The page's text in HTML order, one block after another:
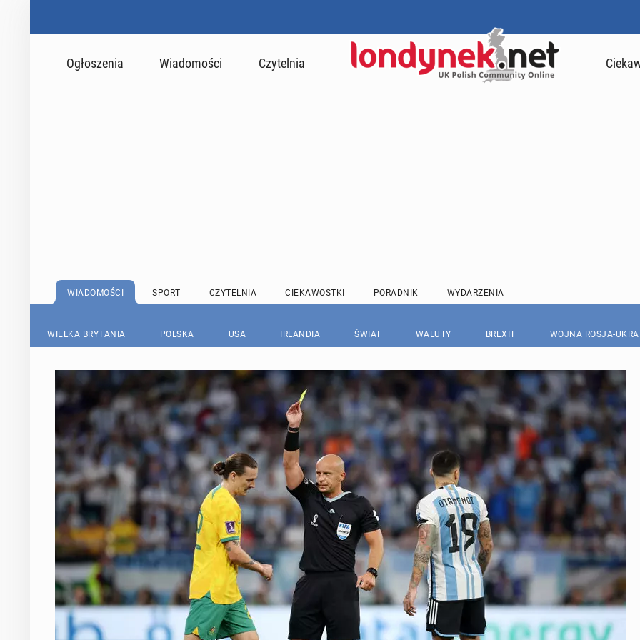
Ogłoszenia Wiadomości Czytelnia
WIADOMOŚCI SPORT CZYTELNIA CIEKAWOSTKI PORADNIK WYDARZENIA
WIELKA BRYTANIA POLSKA USA IRLANDIA ŚWIAT WALUTY BREXIT WOJNA ROSJA-